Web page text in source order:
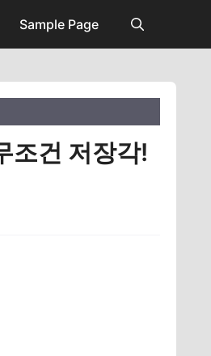
Sample Page
조건 저장각!